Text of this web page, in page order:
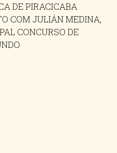
DE PIRACICABA
COM JULIÁN MEDINA,
CONCURSO DE